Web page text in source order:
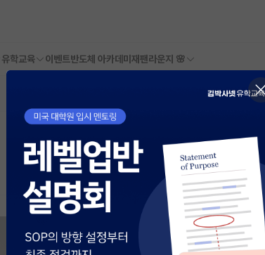
유학교육 이벤트반도체 아카데미 재팬라운지 🌸
스크랩